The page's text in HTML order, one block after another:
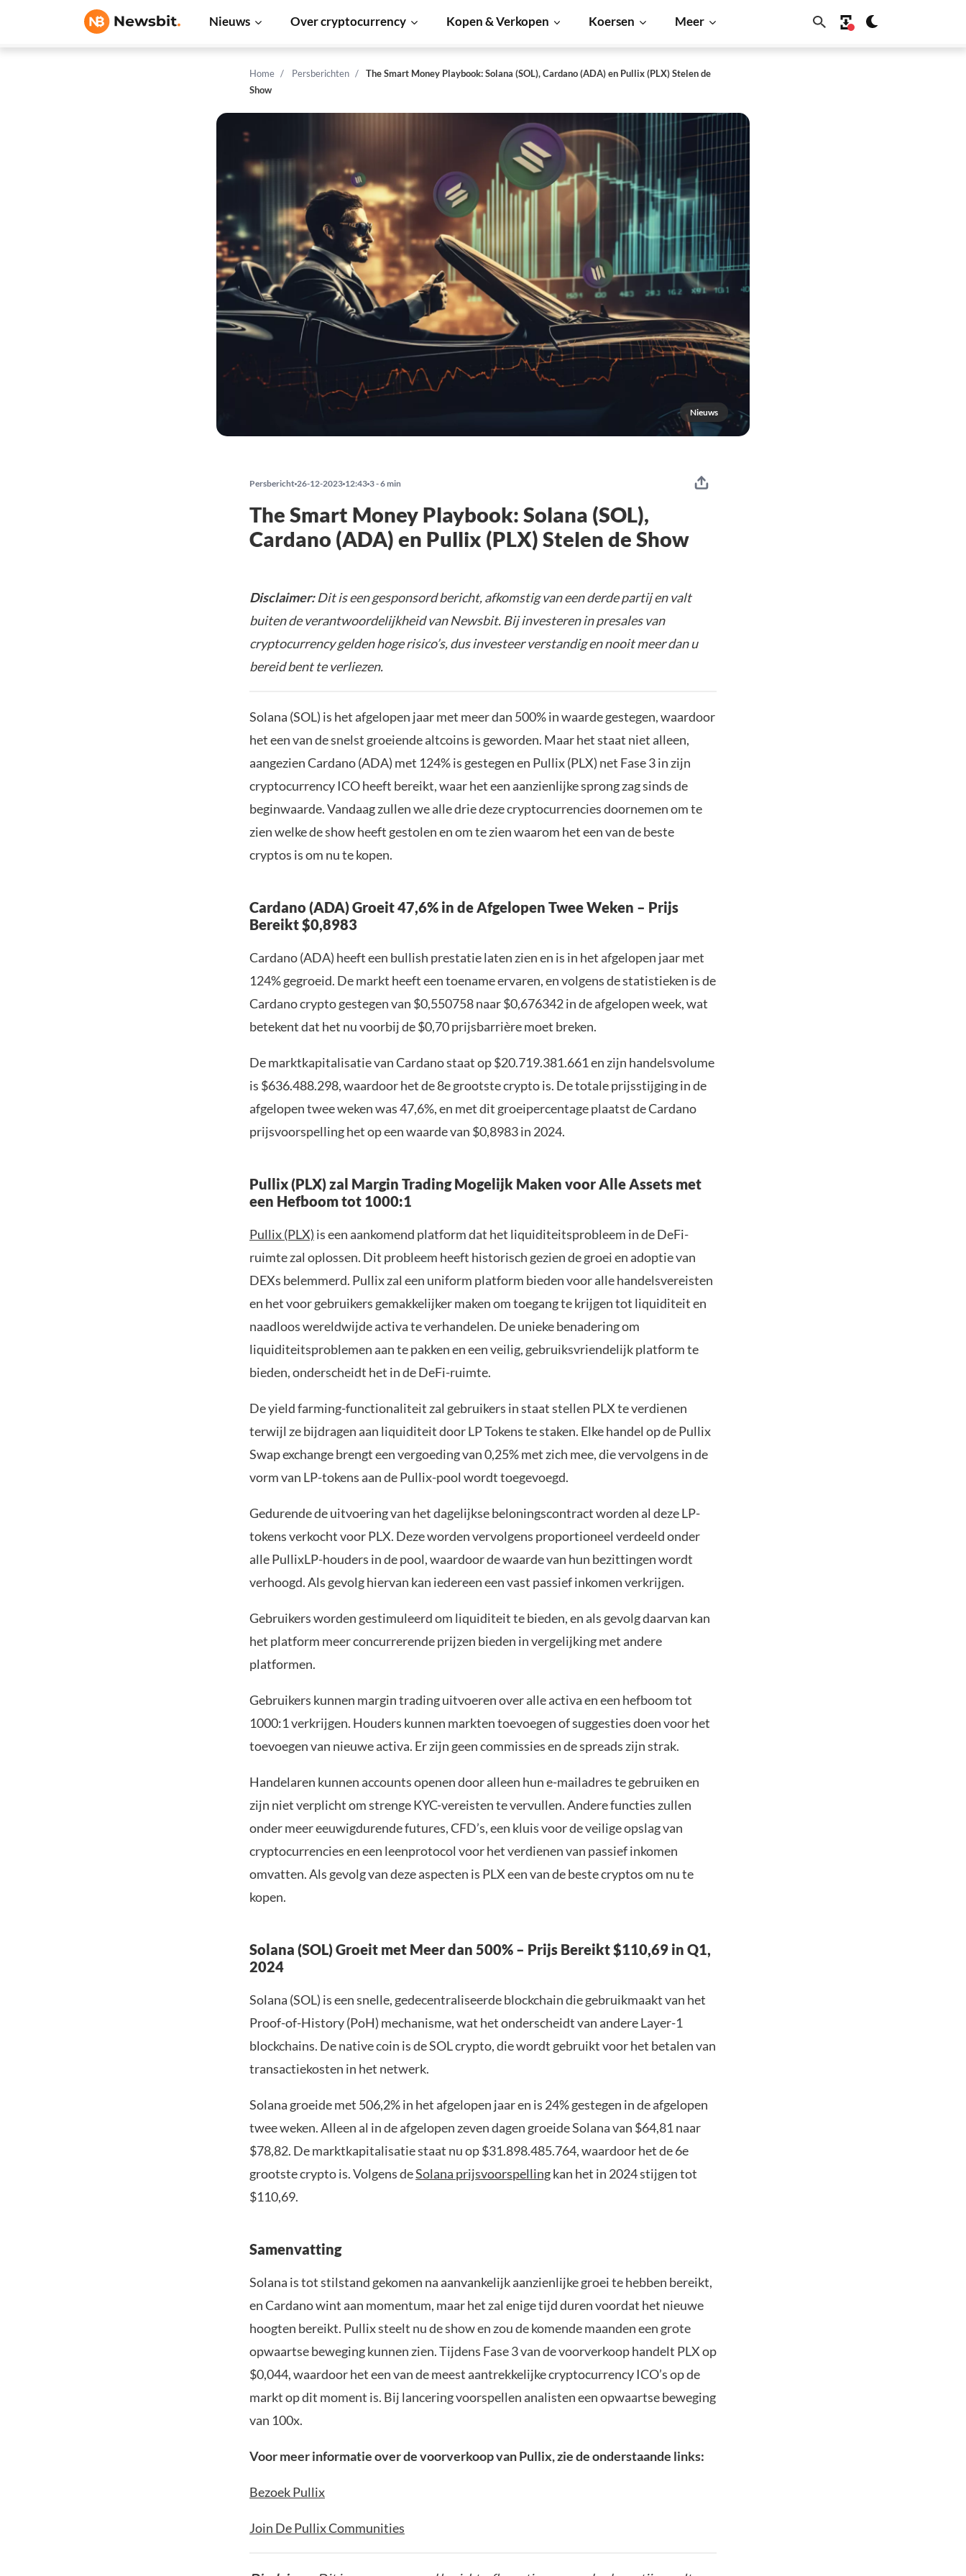
Nieuws Over cryptocurrency Kopen & Verkopen Koersen Meer
Home Persberichten
The Smart Money Playbook: Solana (SOL), Cardano (ADA) en Pullix (PLX) Stelen de
Show
Nieuws
Persbericht 26-12-2023 12:43 3 - 6 min
The Smart Money Playbook: Solana (SOL),
Cardano (ADA) en Pullix (PLX) Stelen de Show
Disclaimer:Dit is een gesponsord bericht, afkomstig van een derde partij en valt
buiten de verantwoordelijkheid van Newsbit. Bij investeren in presales van
cryptocurrency gelden hoge risico’s, dus investeer verstandig en nooit meer dan u
bereid bent te verliezen.
Solana (SOL) is het afgelopen jaar met meer dan 500% in waarde gestegen, waardoor
het een van de snelst groeiende altcoins is geworden. Maar het staat niet alleen,
aangezien Cardano (ADA) met 124% is gestegen en Pullix (PLX) net Fase 3 in zijn
cryptocurrency ICO heeft bereikt, waar het een aanzienlijke sprong zag sinds de
beginwaarde. Vandaag zullen we alle drie deze cryptocurrencies doornemen om te
zien welke de show heeft gestolen en om te zien waarom het een van de beste
cryptos is om nu te kopen.
Cardano (ADA) Groeit 47,6% in de Afgelopen Twee Weken – Prijs
Bereikt $0,8983
Cardano (ADA) heeft een bullish prestatie laten zien en is in het afgelopen jaar met
124% gegroeid. De markt heeft een toename ervaren, en volgens de statistieken is de
Cardano crypto gestegen van $0,550758 naar $0,676342 in de afgelopen week, wat
betekent dat het nu voorbij de $0,70 prijsbarrière moet breken.
De marktkapitalisatie van Cardano staat op $20.719.381.661 en zijn handelsvolume
is $636.488.298, waardoor het de 8e grootste crypto is. De totale prijsstijging in de
afgelopen twee weken was 47,6%, en met dit groeipercentage plaatst de Cardano
prijsvoorspelling het op een waarde van $0,8983 in 2024.
Pullix (PLX) zal Margin Trading Mogelijk Maken voor Alle Assets met
een Hefboom tot 1000:1
Pullix (PLX) is een aankomend platform dat het liquiditeitsprobleem in de DeFi-
ruimte zal oplossen. Dit probleem heeft historisch gezien de groei en adoptie van
DEXs belemmerd. Pullix zal een uniform platform bieden voor alle handelsvereisten
en het voor gebruikers gemakkelijker maken om toegang te krijgen tot liquiditeit en
naadloos wereldwijde activa te verhandelen. De unieke benadering om
liquiditeitsproblemen aan te pakken en een veilig, gebruiksvriendelijk platform te
bieden, onderscheidt het in de DeFi-ruimte.
De yield farming-functionaliteit zal gebruikers in staat stellen PLX te verdienen
terwijl ze bijdragen aan liquiditeit door LP Tokens te staken. Elke handel op de Pullix
Swap exchange brengt een vergoeding van 0,25% met zich mee, die vervolgens in de
vorm van LP-tokens aan de Pullix-pool wordt toegevoegd.
Gedurende de uitvoering van het dagelijkse beloningscontract worden al deze LP-
tokens verkocht voor PLX. Deze worden vervolgens proportioneel verdeeld onder
alle PullixLP-houders in de pool, waardoor de waarde van hun bezittingen wordt
verhoogd. Als gevolg hiervan kan iedereen een vast passief inkomen verkrijgen.
Gebruikers worden gestimuleerd om liquiditeit te bieden, en als gevolg daarvan kan
het platform meer concurrerende prijzen bieden in vergelijking met andere
platformen.
Gebruikers kunnen margin trading uitvoeren over alle activa en een hefboom tot
1000:1 verkrijgen. Houders kunnen markten toevoegen of suggesties doen voor het
toevoegen van nieuwe activa. Er zijn geen commissies en de spreads zijn strak.
Handelaren kunnen accounts openen door alleen hun e-mailadres te gebruiken en
zijn niet verplicht om strenge KYC-vereisten te vervullen. Andere functies zullen
onder meer eeuwigdurende futures, CFD’s, een kluis voor de veilige opslag van
cryptocurrencies en een leenprotocol voor het verdienen van passief inkomen
omvatten. Als gevolg van deze aspecten is PLX een van de beste cryptos om nu te
kopen.
Solana (SOL) Groeit met Meer dan 500% – Prijs Bereikt $110,69 in Q1,
2024
Solana (SOL) is een snelle, gedecentraliseerde blockchain die gebruikmaakt van het
Proof-of-History (PoH) mechanisme, wat het onderscheidt van andere Layer-1
blockchains. De native coin is de SOL crypto, die wordt gebruikt voor het betalen van
transactiekosten in het netwerk.
Solana groeide met 506,2% in het afgelopen jaar en is 24% gestegen in de afgelopen
twee weken. Alleen al in de afgelopen zeven dagen groeide Solana van $64,81 naar
$78,82. De marktkapitalisatie staat nu op $31.898.485.764, waardoor het de 6e
grootste crypto is. Volgens deSolana prijsvoorspellingkan het in 2024 stijgen tot
$110,69.
Samenvatting
Solana is tot stilstand gekomen na aanvankelijk aanzienlijke groei te hebben bereikt,
en Cardano wint aan momentum, maar het zal enige tijd duren voordat het nieuwe
hoogten bereikt. Pullix steelt nu de show en zou de komende maanden een grote
opwaartse beweging kunnen zien. Tijdens Fase 3 van de voorverkoop handelt PLX op
$0,044, waardoor het een van de meest aantrekkelijke cryptocurrency ICO’s op de
markt op dit moment is. Bij lancering voorspellen analisten een opwaartse beweging
van 100x.
Voor meer informatie over de voorverkoop van Pullix, zie de onderstaande links:
Bezoek Pullix
Join De Pullix Communities